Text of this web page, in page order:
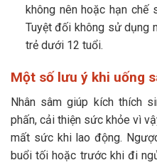
không nên hoặc hạn
Tuyệt đối không sử dụng
trẻ dưới 12 tuổi.
Một số lưu ý khi uống
Nhân sâm giúp kích thích
phấn, cải thiện sức khỏe vì
mất sức khi lao động.
buổi tối hoặc trước khi đi